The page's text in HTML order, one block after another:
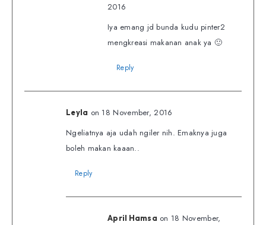
2016
Iya emang jd bunda kudu pinter2
mengkreasi makanan anak ya 🙂
Reply
Leyla on 18 November, 2016
Ngeliatnya aja udah ngiler nih. Emaknya juga
boleh makan kaaan..
Reply
April Hamsa on 18 November,